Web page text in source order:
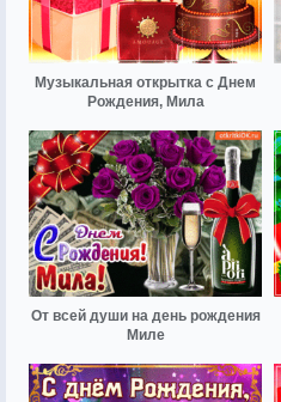
Музыкальная открытка с Днем
Рождения, Мила
От всей души на день рождения
Миле